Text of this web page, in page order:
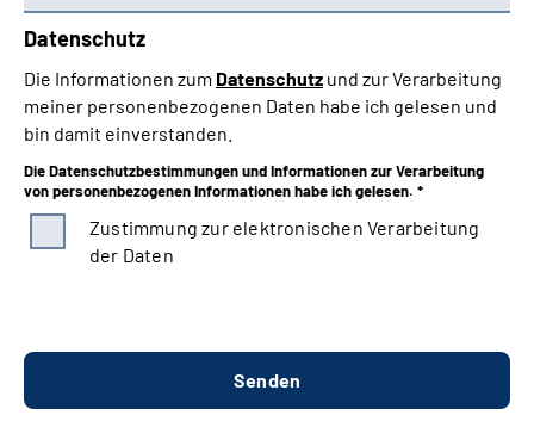
Datenschutz
Die Informationen zum Datenschutz und zur Verarbeitung
meiner personenbezogenen Daten habe ich gelesen und
bin damit einverstanden.
Die Datenschutzbestimmungen und Informationen zur Verarbeitung
von personenbezogenen Informationen habe ich gelesen. *
Zustimmung zur elektronischen Verarbeitung
der Daten